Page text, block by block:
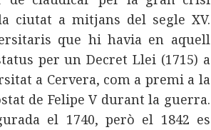
ciutat a mitjans del segle XV.
que hi havia en aquell
per un Decret Llei (1715) a
a Cervera, com a premi a la
de Felipe V durant la guerra.
el 1740, però el 1842 es